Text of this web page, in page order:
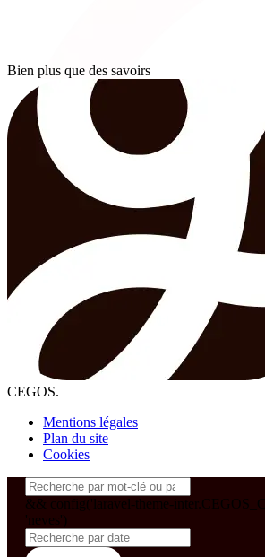
Bien plus que des savoirs
CEGOS.
Mentions légales
Plan du site
Cookies
&& config('laravel-theme-
'neves')